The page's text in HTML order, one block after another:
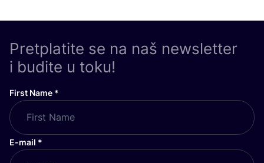
Pretplatite se na naš newsletter
i budite u toku!
First Name *
E-mail *